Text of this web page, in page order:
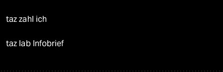
taz zahl ich
taz lab Infobrief